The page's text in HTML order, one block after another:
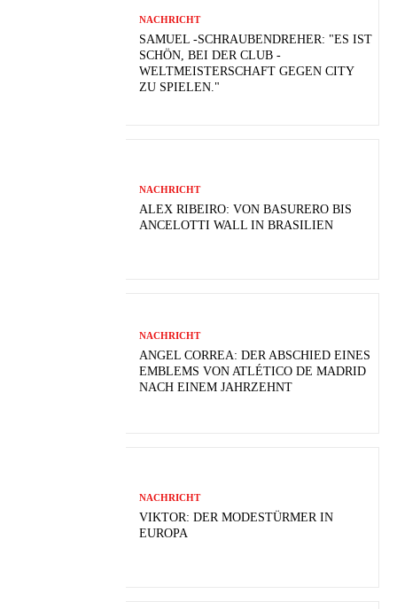
NACHRICHT
SAMUEL -SCHRAUBENDREHER: "ES IST
SCHÖN, BEI DER CLUB -
WELTMEISTERSCHAFT GEGEN CITY
ZU SPIELEN."
NACHRICHT
ALEX RIBEIRO: VON BASURERO BIS
ANCELOTTI WALL IN BRASILIEN
NACHRICHT
ANGEL CORREA: DER ABSCHIED EINES
EMBLEMS VON ATLÉTICO DE MADRID
NACH EINEM JAHRZEHNT
NACHRICHT
VIKTOR: DER MODESTÜRMER IN
EUROPA